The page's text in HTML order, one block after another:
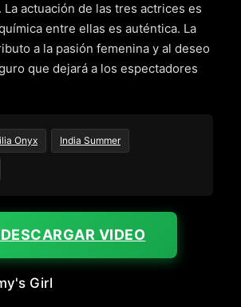
La actuación de las tres actrices es
entre ellas es auténtica. La
a la pasión femenina y al deseo
que dejará a los espectadores
Onyx India Summer
VIDEO
Girl